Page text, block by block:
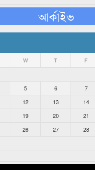
আর্কাইভ
W T F
5 6 7
12 13 14
19 20 21
26 27 28